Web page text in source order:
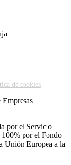
de cookies
por el Servicio
por el Fondo
Unión Europea a la